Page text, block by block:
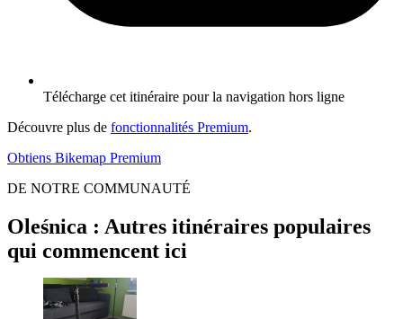
Télécharge cet itinéraire pour la navigation hors ligne
Découvre plus de fonctionnalités Premium.
Obtiens Bikemap Premium
DE NOTRE COMMUNAUTÉ
Oleśnica : Autres itinéraires populaires
qui commencent ici